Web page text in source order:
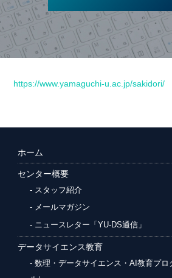
https://www.yamaguchi-u.ac.jp/sakidori/
ホーム
センター概要
スタッフ紹介
メールマガジン
ニュースレター「YU-DS通信」
データサイエンス教育
数理・データサイエンス・AI教育プ